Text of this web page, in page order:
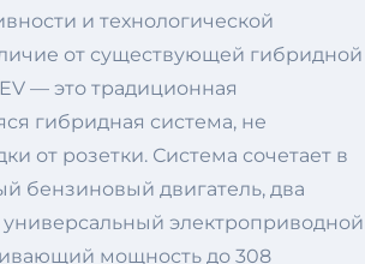
и технологической
от существующей гибридной
— это традиционная
гибридная система, не
от розетки. Система сочетает в
бензиновый двигатель, два
электроприводной
мощность до 308